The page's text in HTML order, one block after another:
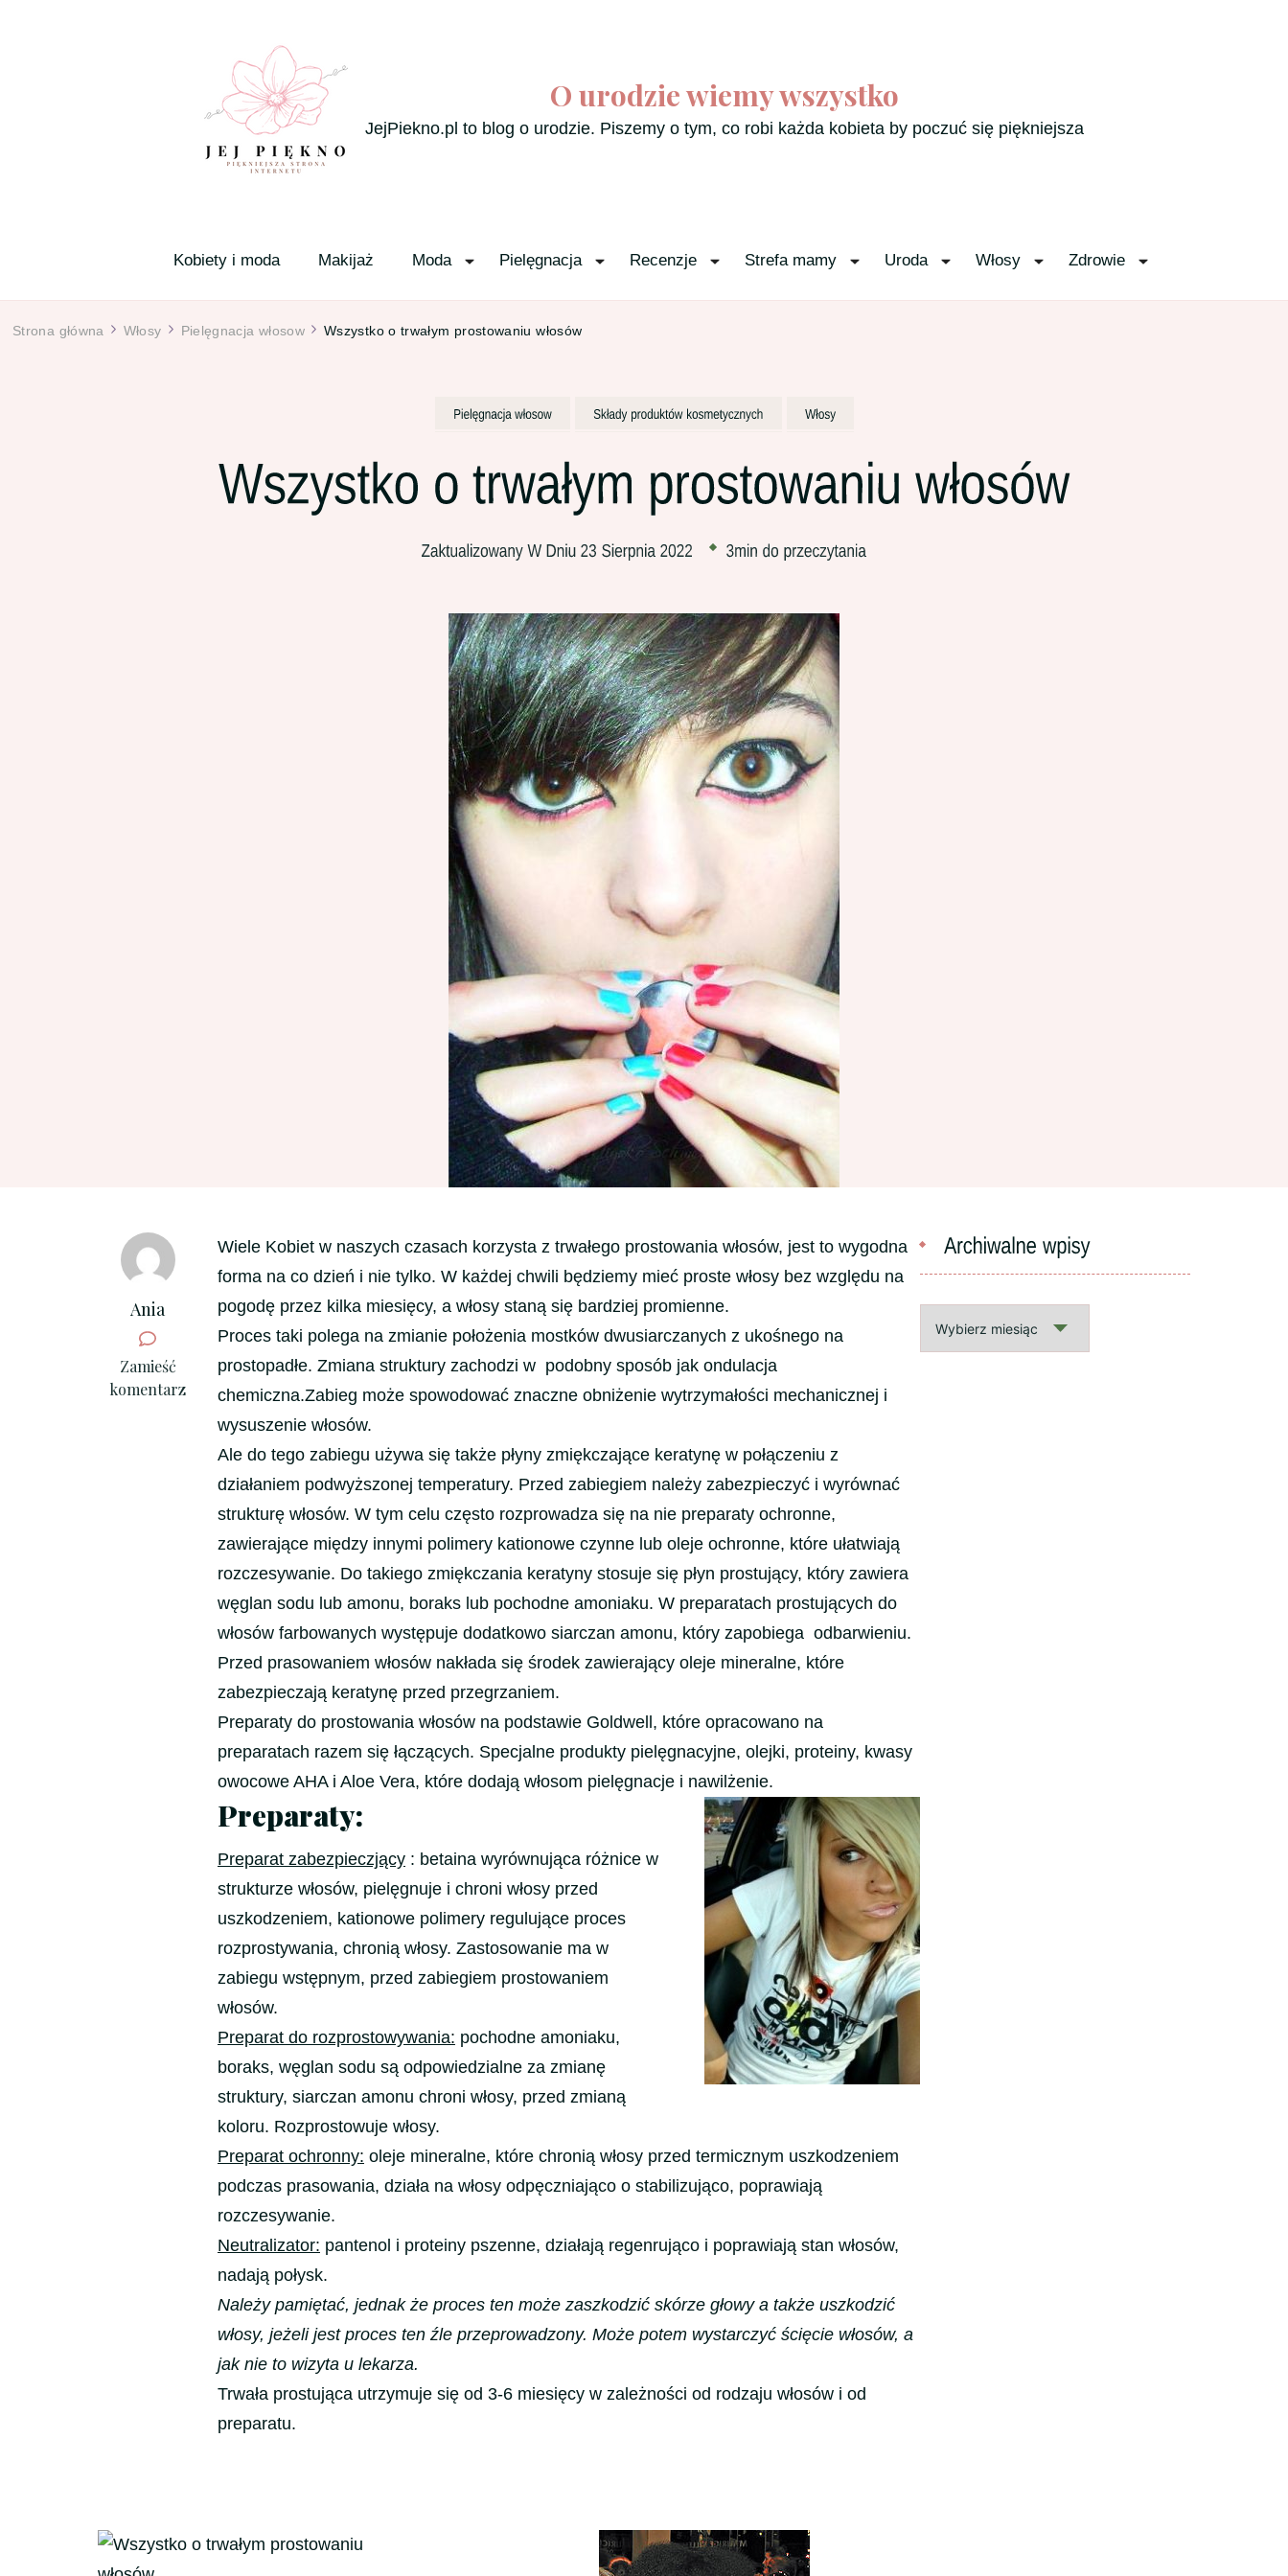
O urodzie wiemy wszystko
JejPiekno.pl to blog o urodzie. Piszemy o tym, co robi każda kobieta by poczuć się piękniejsza
Kobiety i moda Makijaż Moda Pielęgnacja Recenzje Strefa mamy Uroda Włosy Zdrowie
Strona główna Włosy Pielęgnacja włosow Wszystko o trwałym prostowaniu włosów
Ania
Zamieść
komentarz
we
wpisie
prostowaniu
Wiele Kobiet w naszych czasach korzysta z trwałego prostowania włosów, jest to wygodna
forma na co dzień i nie tylko. W każdej chwili będziemy mieć proste włosy bez względu na
pogodę przez kilka miesięcy, a włosy staną się bardziej promienne.
Proces taki polega na zmianie położenia mostków dwusiarczanych z ukośnego na
prostopadłe. Zmiana struktury zachodzi w podobny sposób jak ondulacja
chemiczna.Zabieg może spowodować znaczne obniżenie wytrzymałości mechanicznej i
wysuszenie włosów.
Ale do tego zabiegu używa się także płyny zmiękczające keratynę w połączeniu z
działaniem podwyższonej temperatury. Przed zabiegiem należy zabezpieczyć i wyrównać
strukturę włosów. W tym celu często rozprowadza się na nie preparaty ochronne,
zawierające między innymi polimery kationowe czynne lub oleje ochronne, które ułatwiają
rozczesywanie. Do takiego zmiękczania keratyny stosuje się płyn prostujący, który zawiera
węglan sodu lub amonu, boraks lub pochodne amoniaku. W preparatach prostujących do
włosów farbowanych występuje dodatkowo siarczan amonu, który zapobiega odbarwieniu.
Przed prasowaniem włosów nakłada się środek zawierający oleje mineralne, które
zabezpieczają keratynę przed przegrzaniem.
Preparaty do prostowania włosów na podstawie Goldwell, które opracowano na
preparatach razem się łączących. Specjalne produkty pielęgnacyjne, olejki, proteiny, kwasy
owocowe AHA i Aloe Vera, które dodają włosom pielęgnacje i nawilżenie.
Preparaty:
Preparat zabezpieczjący : betaina wyrównująca różnice w
strukturze włosów, pielęgnuje i chroni włosy przed
uszkodzeniem, kationowe polimery regulujące proces
rozprostywania, chronią włosy. Zastosowanie ma w
zabiegu wstępnym, przed zabiegiem prostowaniem
włosów.
Preparat do rozprostowywania: pochodne amoniaku,
boraks, węglan sodu są odpowiedzialne za zmianę
struktury, siarczan amonu chroni włosy, przed zmianą
koloru. Rozprostowuje włosy.
Preparat ochronny: oleje mineralne, które chronią włosy przed termicznym uszkodzeniem
podczas prasowania, działa na włosy odpęczniająco o stabilizująco, poprawiają
rozczesywanie.
Neutralizator: pantenol i proteiny pszenne, działają regenrująco i poprawiają stan włosów,
nadają połysk.
Należy pamiętać, jednak że proces ten może zaszkodzić skórze głowy a także uszkodzić
włosy, jeżeli jest proces ten źle przeprowadzony. Może potem wystarczyć ścięcie włosów, a
jak nie to wizyta u lekarza.
Trwała prostująca utrzymuje się od 3-6 miesięcy w zależności od rodzaju włosów i od
preparatu.
Nawigacja
wpisy